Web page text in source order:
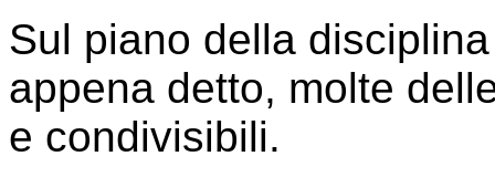
Sul piano della
appena detto, molte
e condivisibili.